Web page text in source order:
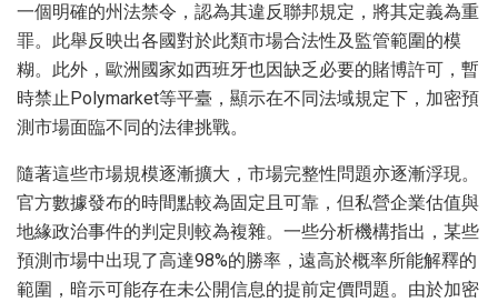
一個明確的州法禁令，認為其違反聯邦規定，將其定義為重
罪。此舉反映出各國對於此類市場合法性及監管範圍的模
糊。此外，歐洲國家如西班牙也因缺乏必要的賭博許可，暫
時禁止Polymarket等平臺，顯示在不同法域規定下，加密預
測市場面臨不同的法律挑戰。
隨著這些市場規模逐漸擴大，市場完整性問題亦逐漸浮現。
官方數據發布的時間點較為固定且可靠，但私營企業估值與
地緣政治事件的判定則較為複雜。一些分析機構指出，某些
預測市場中出現了高達98%的勝率，遠高於概率所能解釋的
範圍，暗示可能存在未公開信息的提前定價問題。由於加密